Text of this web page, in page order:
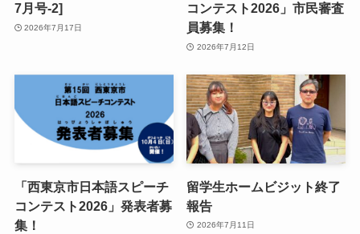
7月号-2]
2026年7月17日
コンテスト2026」市民審査
員募集！
2026年7月12日
「西東京市日本語スピーチ
コンテスト2026」発表者募
集！
留学生ホームビジット終了
報告
2026年7月11日